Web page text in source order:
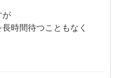
が
時間待つこともなく